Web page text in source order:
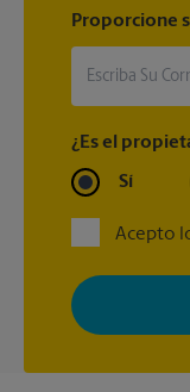
Proporcione
¿Es el
Sí
Acepto
Al registrarse,
Store con noticias,
adaptados a sus
momento. Para